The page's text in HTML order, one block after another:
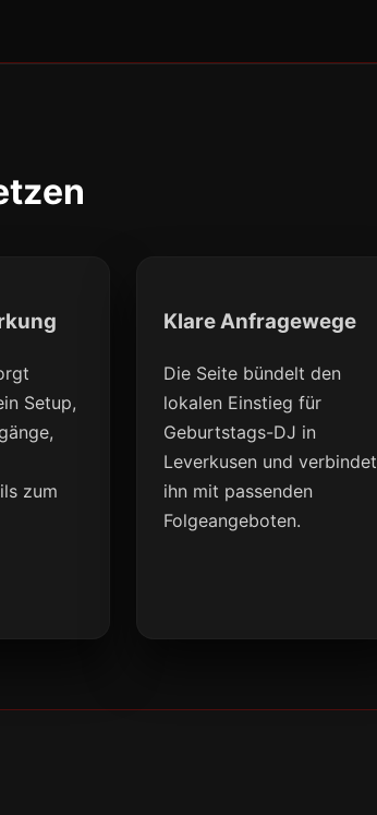
Setup,
zum
Klare Anfragewege
Die Seite bündelt den
lokalen Einstieg für
Geburtstags-DJ in
Leverkusen und verbindet
ihn mit passenden
Folgeangeboten.